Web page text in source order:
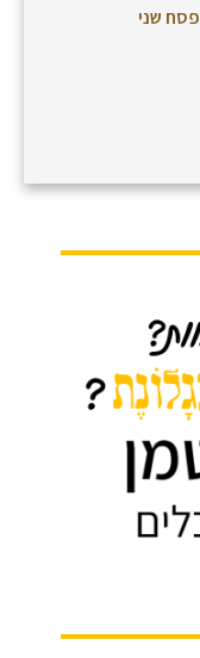
פסח שני